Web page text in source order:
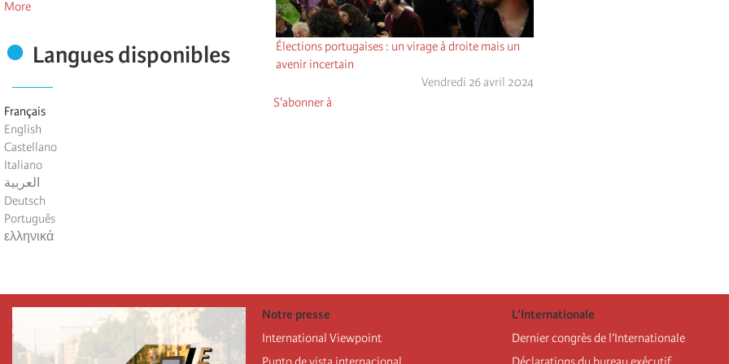
More
Langues disponibles
Français
English
Castellano
Italiano
العربية
Deutsch
Português
ελληνικά
Élections portugaises : un virage à droite mais un
avenir incertain
Vendredi 26 avril 2024
S'abonner à
Notre presse
International Viewpoint
L’Internationale
Dernier congrès de l’Internationale